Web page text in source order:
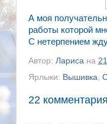
А моя
работы которой
С нетерпением
Автор: Лариса на
Ярлыки: Вышивка
22